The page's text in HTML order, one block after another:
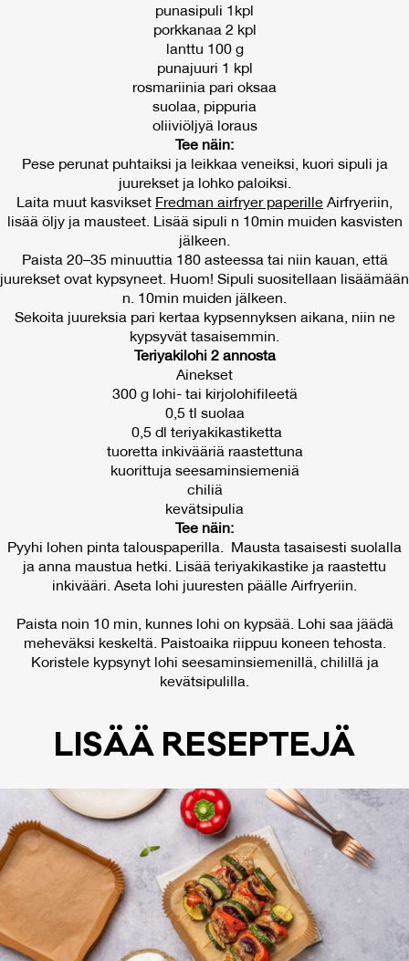
punasipuli 1kpl
porkkanaa 2 kpl
lanttu 100 g
punajuuri 1 kpl
rosmariinia pari oksaa
suolaa, pippuria
oliiviöljyä loraus
Tee näin:
Pese perunat puhtaiksi ja leikkaa veneiksi, kuori sipuli ja
juurekset ja lohko paloiksi.
Laita muut kasvikset Fredman airfryer paperille Airfryeriin,
lisää öljy ja mausteet. Lisää sipuli n 10min muiden kasvisten
jälkeen.
Paista 20–35 minuuttia 180 asteessa tai niin kauan, että
juurekset ovat kypsyneet. Huom! Sipuli suositellaan lisäämään
n. 10min muiden jälkeen.
Sekoita juureksia pari kertaa kypsennyksen aikana, niin ne
kypsyvät tasaisemmin.
Teriyakilohi 2 annosta
Ainekset
300 g lohi- tai kirjolohifileetä
0,5 tl suolaa
0,5 dl teriyakikastiketta
tuoretta inkivääriä raastettuna
kuorittuja seesaminsiemeniä
chiliä
kevätsipulia
Tee näin:
Pyyhi lohen pinta talouspaperilla. Mausta tasaisesti suolalla
ja anna maustua hetki. Lisää teriyakikastike ja raastettu
inkivääri. Aseta lohi juuresten päälle Airfryeriin.
Paista noin 10 min, kunnes lohi on kypsää. Lohi saa jäädä
meheväksi keskeltä. Paistoaika riippuu koneen tehosta.
Koristele kypsynyt lohi seesaminsiemenillä, chilillä ja
kevätsipulilla.
LI­SÄÄ RE­SEP­TE­JÄ